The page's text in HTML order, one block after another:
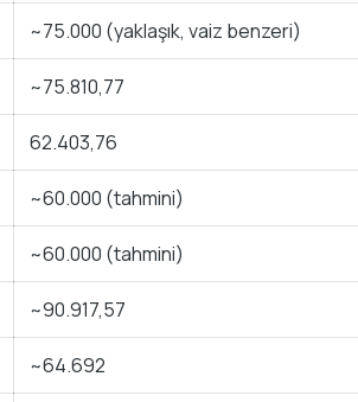
~75.000 (yaklaşık, vaiz benzeri)
~75.810,77
62.403,76
~60.000 (tahmini)
~60.000 (tahmini)
~90.917,57
~64.692